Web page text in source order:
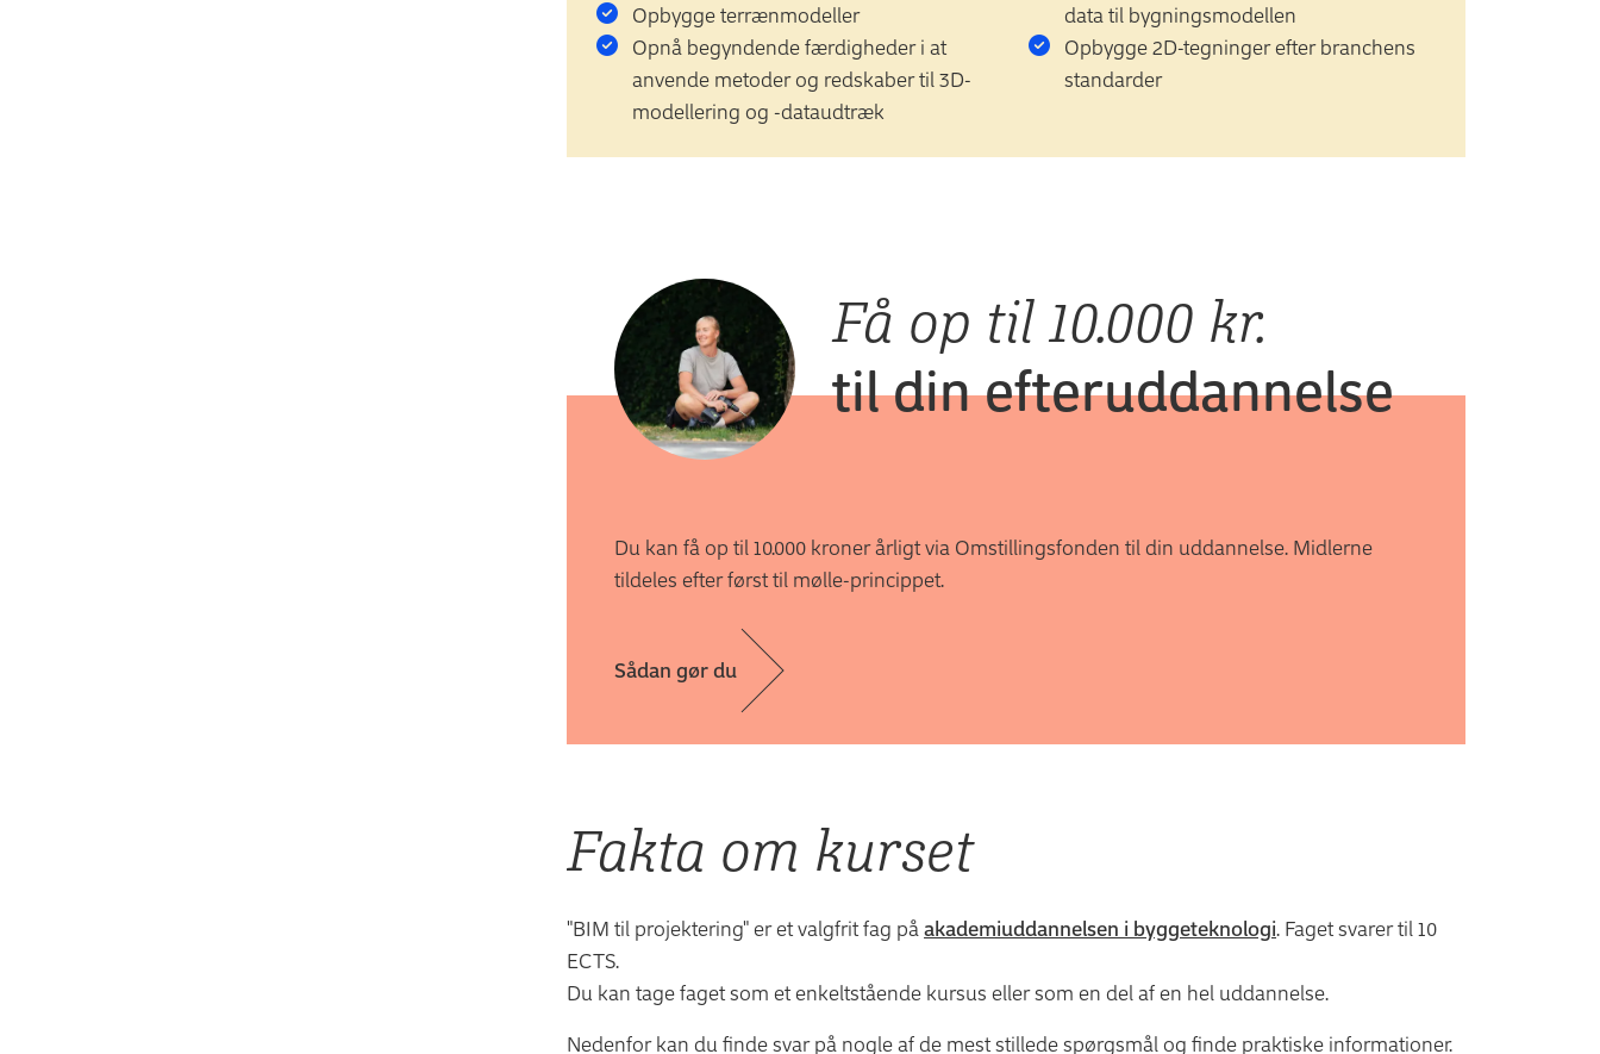
Opbygge terrænmodeller
Opnå begyndende færdigheder i at
anvende metoder og redskaber til 3D-
modellering og -dataudtræk
data til bygningsmodellen
Opbygge 2D-tegninger efter branchens
standarder
Få op til 10.000 kr.
til din efteruddannelse
Du kan få op til 10.000 kroner årligt via Omstillingsfonden til din uddannelse. Midlerne
tildeles efter først til mølle-princippet.
Sådan gør du
Fakta om kurset
"BIM til projektering" er et valgfrit fag påakademiuddannelsen i byggeteknologi. Faget svarer til 10
ECTS.
Du kan tage faget som et enkeltstående kursus eller som en del af en hel uddannelse.
Nedenfor kan du finde svar på nogle af de mest stillede spørgsmål og finde praktiske informationer.